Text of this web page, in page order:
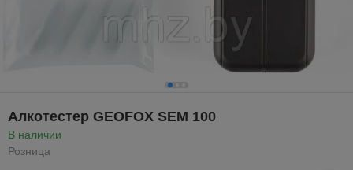
Алкотестер GEOFOX SEM 100
В наличии
Розница